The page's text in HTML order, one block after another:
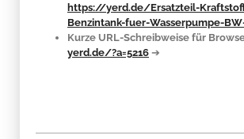
https://yerd.de/Ersatzteil-
Benzintank-fuer-Wasserpumpe-
Kurze URL-Schreibweise für
yerd.de/?a=5216 ➔